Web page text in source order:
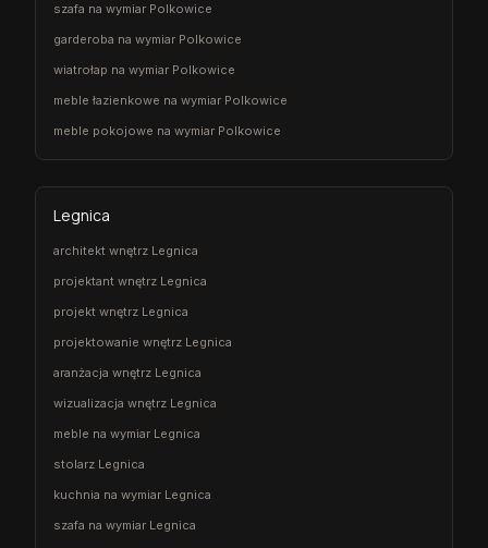
szafa na wymiar Polkowice
garderoba na wymiar Polkowice
wiatrołap na wymiar Polkowice
meble łazienkowe na wymiar Polkowice
meble pokojowe na wymiar Polkowice
Legnica
architekt wnętrz Legnica
projektant wnętrz Legnica
projekt wnętrz Legnica
projektowanie wnętrz Legnica
aranżacja wnętrz Legnica
wizualizacja wnętrz Legnica
meble na wymiar Legnica
stolarz Legnica
kuchnia na wymiar Legnica
szafa na wymiar Legnica